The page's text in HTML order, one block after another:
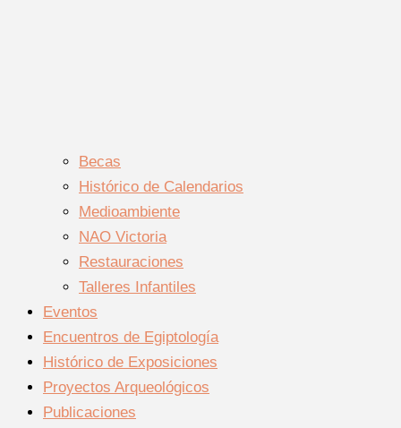
Becas
Histórico de Calendarios
Medioambiente
NAO Victoria
Restauraciones
Talleres Infantiles
Eventos
Encuentros de Egiptología
Histórico de Exposiciones
Proyectos Arqueológicos
Publicaciones